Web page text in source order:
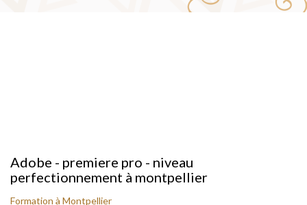
Adobe - premiere pro - niveau
perfectionnement à montpellier
Formation à Montpellier